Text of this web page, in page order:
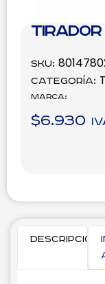
Tirador
SKU:
Categoría:
Marca:
$6.930
Descripción